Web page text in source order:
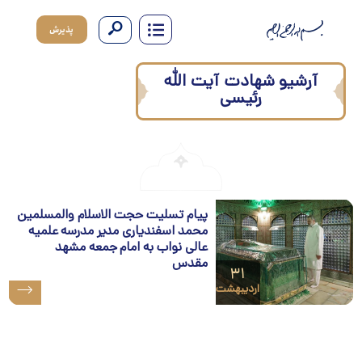
آرشیو شهادت آیت الله
رئیسی
۳۱
اردیبهشت
پیام تسلیت حجت الاسلام والمسلمین
محمد اسفندیاری مدیر مدرسه علمیه
عالی نواب به امام جمعه مشهد
مقدس